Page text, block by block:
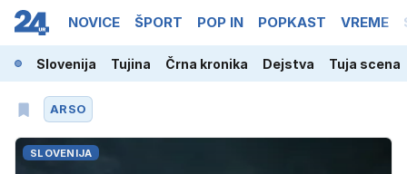
NOVICE ŠPORT POP IN POPKAST VREME
Slovenija Tujina Črna kronika Dejstva Tuja scena
ARSO
SLOVENIJA